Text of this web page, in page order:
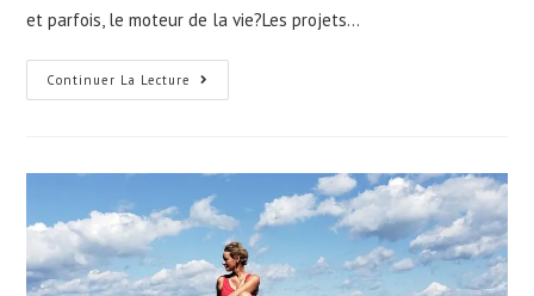
et parfois, le moteur de la vie?Les projets…
Continuer La Lecture